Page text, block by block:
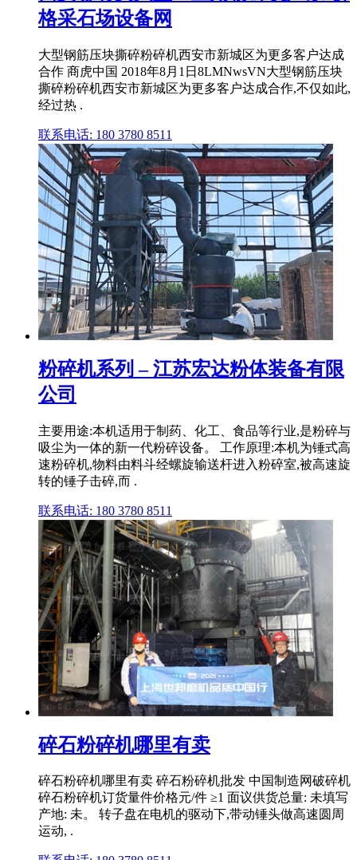
格采石场设备网
大型钢筋压块撕碎粉碎机西安市新城区为更多客户达成
合作 商虎中国 2018年8月1日8LMNwsVN大型钢筋压块
撕碎粉碎机西安市新城区为更多客户达成合作,不仅如此,
经过热 .
联系电话: 180 3780 8511
粉碎机系列 – 江苏宏达粉体装备有限
公司
主要用途:本机适用于制药、化工、食品等行业,是粉碎与
吸尘为一体的新一代粉碎设备。 工作原理:本机为锤式高
速粉碎机,物料由料斗经螺旋输送杆进入粉碎室,被高速旋
转的锤子击碎,而 .
联系电话: 180 3780 8511
碎石粉碎机哪里有卖
碎石粉碎机哪里有卖 碎石粉碎机批发 中国制造网破碎机
碎石粉碎机订货量件价格元/件 ≥1 面议供货总量: 未填写
产地: 未。 转子盘在电机的驱动下,带动锤头做高速圆周
运动, .